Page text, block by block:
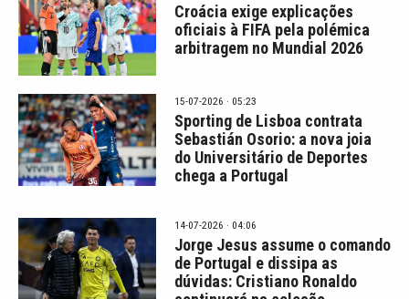
Croácia exige explicações
oficiais à FIFA pela polémica
arbitragem no Mundial 2026
15-07-2026 · 05:23
Sporting de Lisboa contrata
Sebastián Osorio: a nova joia
do Universitário de Deportes
chega a Portugal
14-07-2026 · 04:06
Jorge Jesus assume o comando
de Portugal e dissipa as
dúvidas: Cristiano Ronaldo